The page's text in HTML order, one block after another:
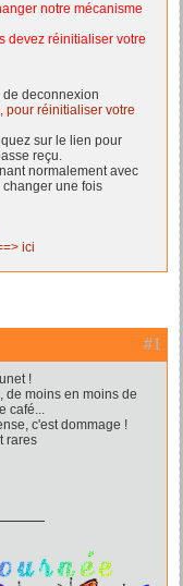
notre mécanisme
devez réinitialiser votre
de deconnexion
pour réinitialiser votre
sur le lien pour
reçu.
normalement avec
changer une fois
ici
#1
!
de moins en moins de
café...
c'est dommage !
rares